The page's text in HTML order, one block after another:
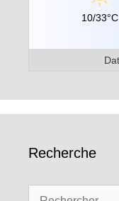
10/33°C
Recherche
Rechercher :